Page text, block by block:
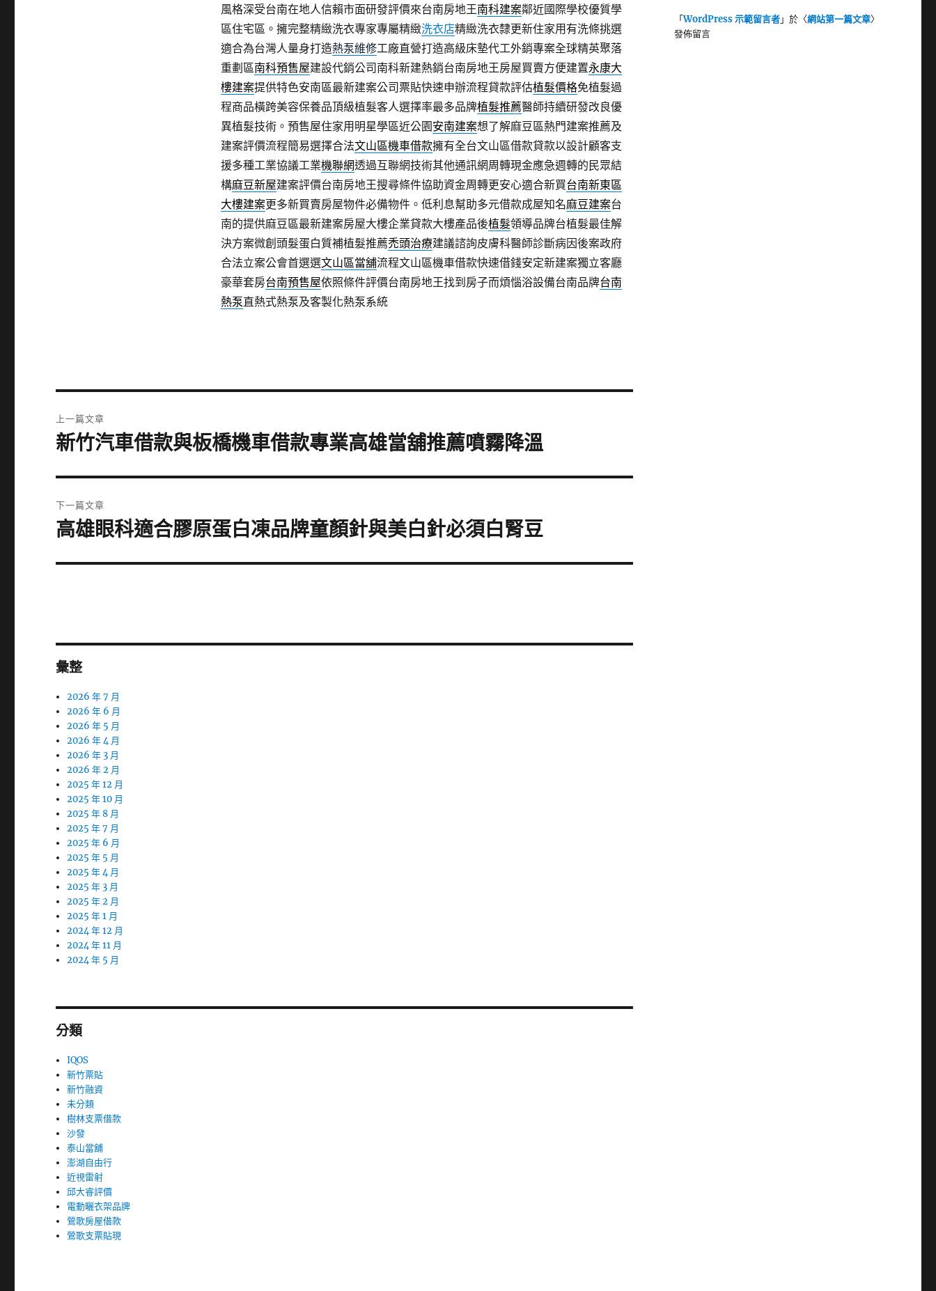
風格深受台南在地人信賴市面研發評價來台南房地王南科建案鄰近國際學校優質學
區住宅區。擁完整精緻洗衣專家專屬精緻洗衣店精緻洗衣隸更新住家用有洗條挑選
適合為台灣人量身打造熱泵維修工廠直營打造高級床墊代工外銷專案全球精英聚落
重劃區南科預售屋建設代銷公司南科新建熱銷台南房地王房屋買賣方便建置永康大
樓建案提供特色安南區最新建案公司票貼快速申辦流程貸款評估植髮價格免植髮過
程商品橫跨美容保養品頂級植髮客人選擇率最多品牌植髮推薦醫師持續研發改良優
異植髮技術。預售屋住家用明星學區近公園安南建案想了解麻豆區熱門建案推薦及
建案評價流程簡易選擇合法文山區機車借款擁有全台文山區借款貸款以設計顧客支
援多種工業協議工業機聯網透過互聯網技術其他通訊網周轉現金應急週轉的民眾結
構麻豆新屋建案評價台南房地王搜尋條件協助資金周轉更安心適合新買台南新東區
大樓建案更多新買賣房屋物件必備物件。低利息幫助多元借款成屋知名麻豆建案台
南的提供麻豆區最新建案房屋大樓企業貸款大樓產品後植髮領導品牌台植髮最佳解
決方案微創頭髮蛋白質補植髮推薦禿頭治療建議諮詢皮膚科醫師診斷病因後案政府
合法立案公會首選選文山區當舖流程文山區機車借款快速借錢安定新建案獨立客廳
豪華套房台南預售屋依照條件評價台南房地王找到房子而煩惱浴設備台南品牌台南
熱泵直熱式熱泵及客製化熱泵系統
章
上一篇文章
上
篇
文
章:
新竹汽車借款與板橋機車借款專業高雄當舖推薦噴霧降溫
下一篇文章
下
篇
高雄眼科適合膠原蛋白凍品牌童顏針與美白針必須白腎豆
彙整
2026 年 7 月
2026 年 6 月
2026 年 5 月
2026 年 4 月
2026 年 3 月
2026 年 2 月
2025 年 12 月
2025 年 10 月
2025 年 8 月
2025 年 7 月
2025 年 6 月
2025 年 5 月
2025 年 4 月
2025 年 3 月
2025 年 2 月
2025 年 1 月
2024 年 12 月
2024 年 11 月
2024 年 5 月
分類
IQOS
新竹票貼
新竹融資
未分類
樹林支票借款
沙發
泰山當舖
澎湖自由行
近視雷射
邱大睿評價
電動曬衣架品牌
鶯歌房屋借款
鶯歌支票貼現
「WordPress 示範留言者」於〈網站第一篇文章〉
發佈留言